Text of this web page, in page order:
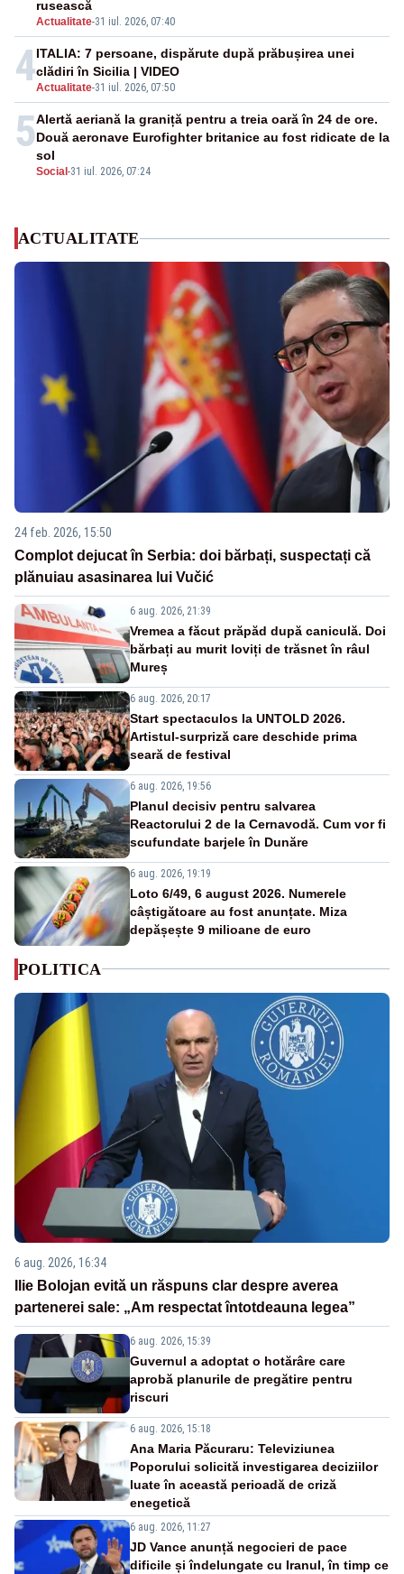
Actualitate-31 iul. 2026, 07:40
rusească
4Actualitate-31 iul. 2026, 07:50
ITALIA: 7 persoane, dispărute după prăbușirea unei
clădiri în Sicilia | VIDEO
5
Social -31 iul. 2026, 07:24
Alertă aeriană la graniță pentru a treia oară în 24 de ore.
Două aeronave Eurofighter britanice au fost ridicate de la
sol
ACTUALITATE
24 feb. 2026, 15:50
Complot dejucat în Serbia: doi bărbați, suspectați că
plănuiau asasinarea lui Vučić
6 aug. 2026, 21:39
Vremea a făcut prăpăd după caniculă. Doi
bărbați au murit loviți de trăsnet în râul
Mureș
6 aug. 2026, 20:17
Start spectaculos la UNTOLD 2026.
Artistul-surpriză care deschide prima
seară de festival
6 aug. 2026, 19:56
Planul decisiv pentru salvarea
Reactorului 2 de la Cernavodă. Cum vor fi
scufundate barjele în Dunăre
6 aug. 2026, 19:19
Loto 6/49, 6 august 2026. Numerele
câștigătoare au fost anunțate. Miza
depășește 9 milioane de euro
POLITICA
6 aug. 2026, 16:34
Ilie Bolojan evită un răspuns clar despre averea
partenerei sale: „Am respectat întotdeauna legea”
6 aug. 2026, 15:39
Guvernul a adoptat o hotărâre care
aprobă planurile de pregătire pentru
riscuri
6 aug. 2026, 15:18
Ana Maria Păcuraru: Televiziunea
Poporului solicită investigarea deciziilor
luate în această perioadă de criză
enegetică
6 aug. 2026, 11:27
JD Vance anunță negocieri de pace
dificile și îndelungate cu Iranul, în timp ce